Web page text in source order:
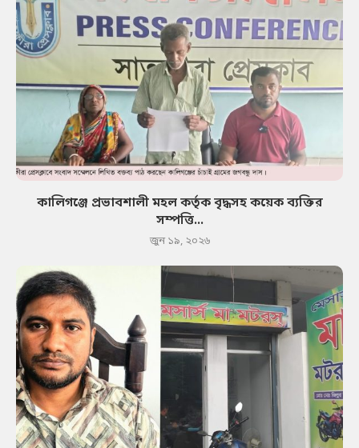
কালিগঞ্জে প্রভাবশালী মহল কর্তৃক বৃদ্ধসহ কয়েক ব্যক্তির
সম্পত্তি...
জুন ১৯, ২০২৬